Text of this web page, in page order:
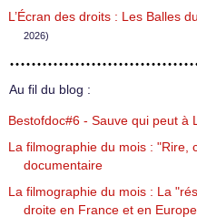
L’Écran des droits : Les Balles
2026)
Au fil du blog :
Bestofdoc#6 - Sauve qui peut à
La filmographie du mois : "Rire,
documentaire
La filmographie du mois : La
droite en France et en Europe